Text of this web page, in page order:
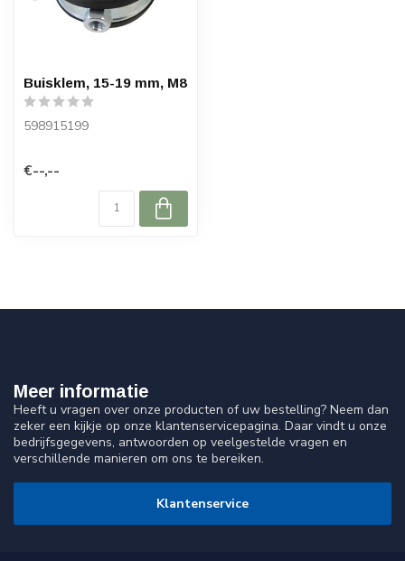
Buisklem, 15-19 mm, M8
598915199
€--,--
Meer informatie
Heeft u vragen over onze producten of uw bestelling? Neem dan
zeker een kijkje op onze klantenservicepagina. Daar vindt u onze
bedrijfsgegevens, antwoorden op veelgestelde vragen en
verschillende manieren om ons te bereiken.
Klantenservice